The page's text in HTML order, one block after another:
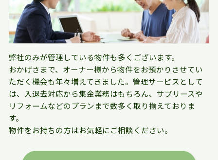
弊社のみが管理している物件も多くございます。
おかげさまで、オーナー様から物件をお預かりさせてい
ただく機会も年々増えてきました。管理サービスとして
は、入退去対応から集金業務はもちろん、サブリースや
リフォームなどのプランまで数多く取り揃えておりま
す。
物件をお持ちの方はお気軽にご相談ください。